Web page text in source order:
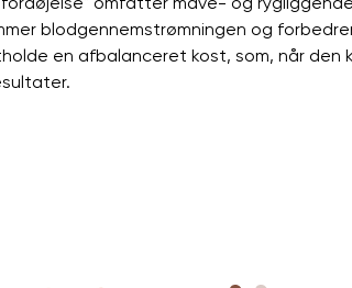
blodgennemstrømningen og
en afbalanceret kost, som, når den